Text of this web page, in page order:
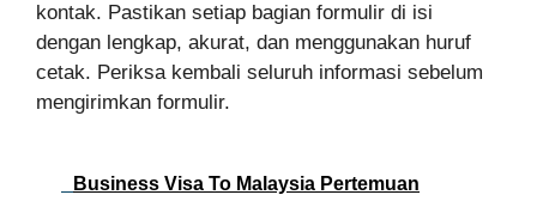
kontak. Pastikan setiap bagian formulir di isi
dengan lengkap, akurat, dan menggunakan huruf
cetak. Periksa kembali seluruh informasi sebelum
mengirimkan formulir.
Business Visa To Malaysia Pertemuan